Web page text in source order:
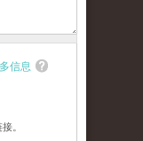
信息
。